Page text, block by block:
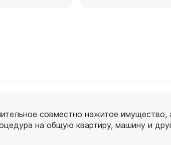
совместно нажитое
на общую квартиру, машину и